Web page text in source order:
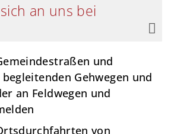
an uns bei
und
Gehwegen und
an Feldwegen und
von